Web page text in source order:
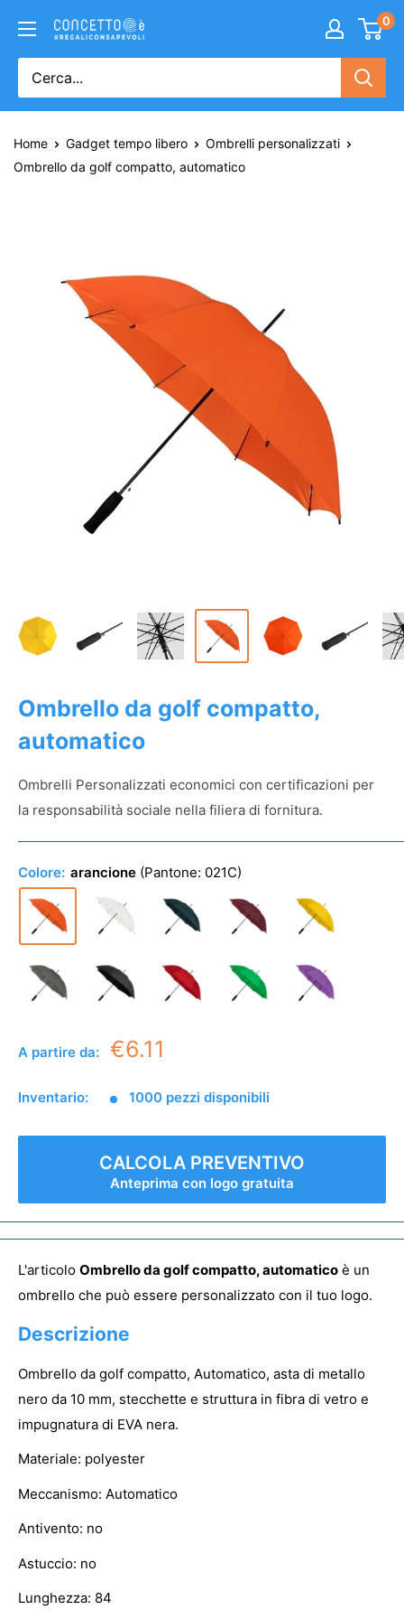
0
Home Gadget tempo libero
Ombrelli personalizzati
Ombrello da golf compatto, automatico
Ombrello da golf compatto,
automatico
Ombrelli Personalizzati economici con certificazioni per
la responsabilità sociale nella filiera di fornitura.
Colore: arancione (Pantone: 021C)
A partire da: €6.11
Inventario: 1000 pezzi disponibili
CALCOLA PREVENTIVO
Anteprima con logo gratuita
L'articolo Ombrello da golf compatto, automatico è un
ombrello che può essere personalizzato con il tuo logo.
Descrizione
Ombrello da golf compatto, Automatico, asta di metallo
nero da 10 mm, stecchette e struttura in fibra di vetro e
impugnatura di EVA nera.
Materiale: polyester
Meccanismo: Automatico
Antivento: no
Astuccio: no
Lunghezza: 84